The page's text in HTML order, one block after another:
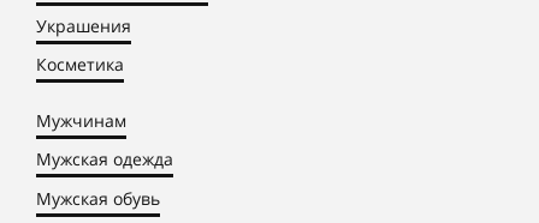
Украшения
Косметика
Мужчинам
Мужская одежда
Мужская обувь